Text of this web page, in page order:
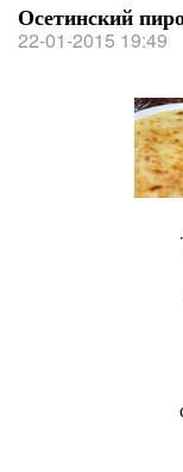
Осетинский
22-01-2015 19:49